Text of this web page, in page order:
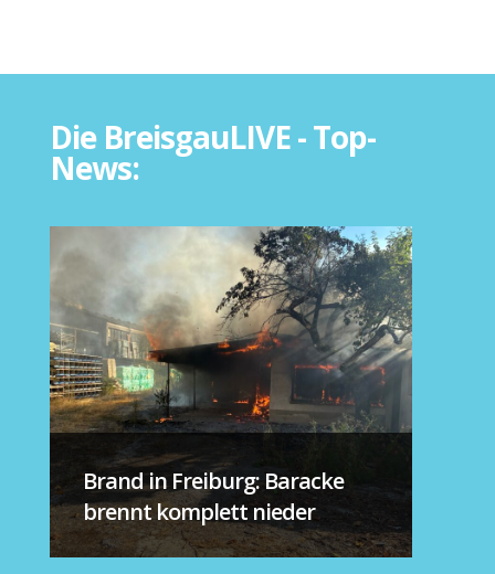
Die BreisgauLIVE - Top-
News:
Brand in Freiburg: Baracke
brennt komplett nieder